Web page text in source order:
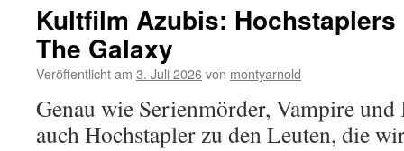
Kultfilm Azubis:
The Galaxy
Veröffentlicht am 3. Juli 2026von montyarnold
Genau wie Serienmörder, Vampire
auch Hochstapler zu den Leuten, die